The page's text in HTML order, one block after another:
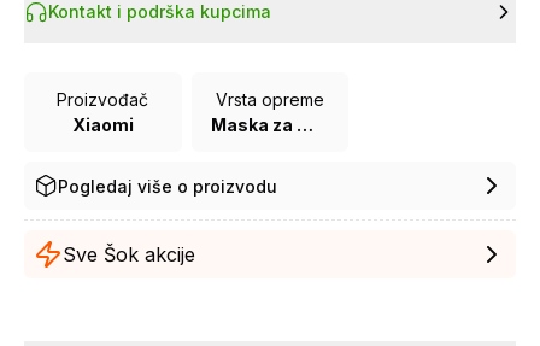
Kontakt i podrška kupcima
Proizvođač
Xiaomi
Vrsta opreme
Maska za mobilni telefon
Pogledaj više o proizvodu
Sve Šok akcije